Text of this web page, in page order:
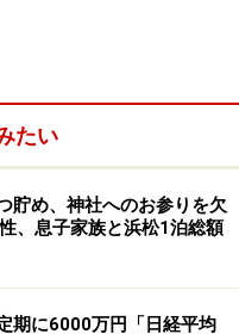
た銘柄は、
たい
貯め、神社へのお参りを欠
、息子家族と浜松1泊総額
期に6000万円「日経平均